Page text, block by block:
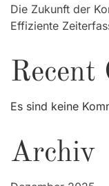
Die Zukunft der
Effiziente
Recent
Es sind keine
Archiv